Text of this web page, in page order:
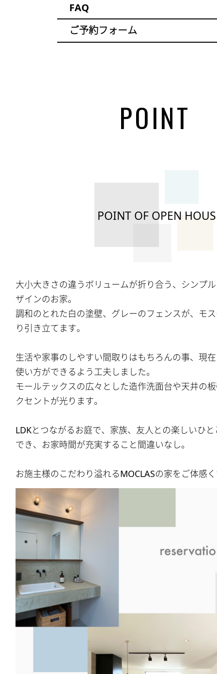
FAQ
ご予約フォーム
POINT
POINT OF OPEN
大小大きさの違うボリュームが折り合う、シンプ
ザインのお家。
調和のとれた白の塗壁、グレーのフェンスが、モ
り引き立てます。
生活や家事のしやすい間取りはもちろんの事、現
使い方ができるよう工夫しました。
モールテックスの広々とした造作洗面台や天井の
クセントが光ります。
LDKとつながるお庭で、家族、友人との楽しいひ
でき、お家時間が充実すること間違いなし。
お施主様のこだわり溢れるMOCLASの家をご体感